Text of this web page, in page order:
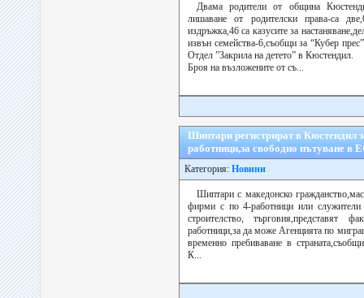
Двама родители от община
лишаване от родителски права-са
издръжка,46 са казусите за
извън семейства-6,съобщи за “Кубер
Отдел ”Закрила на детето” в Кюстендил.
Броя на възложените от съ...
Шиптари регистрират в Кюстендил
работници,за свободно пътуване в
Категория: Новини
Шиптари с македонско
фирми с по 4-работници или служители
строителство, търговия,представят
работници,за да може Агенцията по
временно пребиваване в
К...